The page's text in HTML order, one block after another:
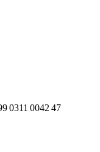
0311 0042 47